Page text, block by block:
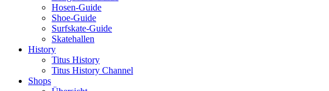
Hosen-Guide
Shoe-Guide
Surfskate-Guide
Skatehallen
History
Titus History
Titus History Channel
Shops